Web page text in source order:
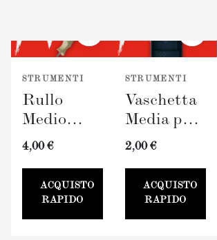
STRUMENTI
Rullo
Medio
TERRAVERDE
4,00 €
ACQUISTO
RAPIDO
STRUMENTI
Vaschetta
Media per
Pittura
100mm
2,00 €
ACQUISTO
RAPIDO